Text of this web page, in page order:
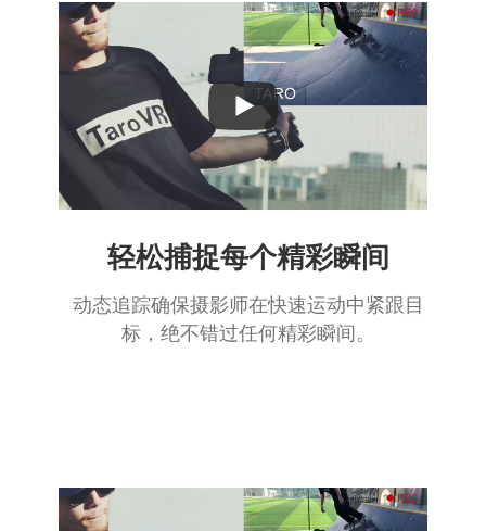
Play
Video
轻松捕捉每个精彩瞬间
动态追踪确保摄影师在快速运动中紧跟目
标，绝不错过任何精彩瞬间。